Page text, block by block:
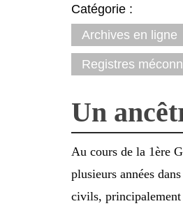
Catégorie :
Archives en ligne
Registres
Un
Au cours de la 1ère
plusieurs années
civils, principalement